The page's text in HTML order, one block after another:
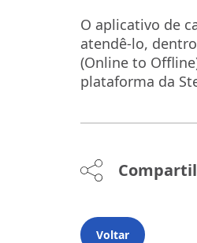
O aplicativo de
atendê-lo,
(Online to
plataforma da
Voltar